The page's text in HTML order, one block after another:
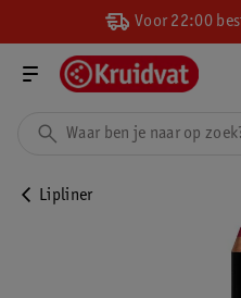
Voor 22:00
Lipliner